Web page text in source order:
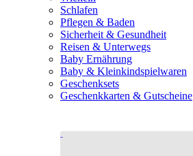
Schlafen
Pflegen & Baden
Sicherheit & Gesundheit
Reisen & Unterwegs
Baby Ernährung
Baby & Kleinkindspielwaren
Geschenksets
Geschenkkarten & Gutscheine